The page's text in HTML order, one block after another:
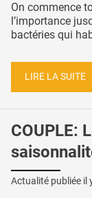
On commence
l’importance
bactéries qui
LIRE LA SUITE
COUPLE:
Actualité publiée il